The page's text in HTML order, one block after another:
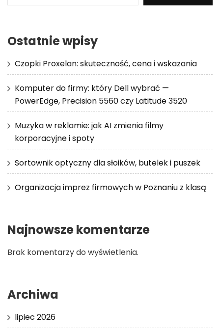
Ostatnie wpisy
Czopki Proxelan: skuteczność, cena i wskazania
Komputer do firmy: który Dell wybrać —
PowerEdge, Precision 5560 czy Latitude 3520
Muzyka w reklamie: jak AI zmienia filmy
korporacyjne i spoty
Sortownik optyczny dla słoików, butelek i puszek
Organizacja imprez firmowych w Poznaniu z klasą
Najnowsze komentarze
Brak komentarzy do wyświetlenia.
Archiwa
lipiec 2026